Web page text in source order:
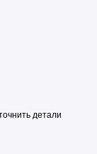
детали